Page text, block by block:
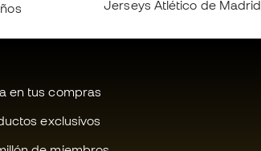
Jerseys Atlético de Madrid
en tus compras
exclusivos